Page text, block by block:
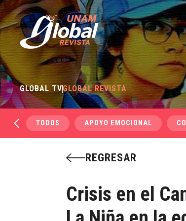
GLOBAL TVGLOBAL REVISTA
TODOS APOYO EMOCIONAL
REGRESAR
Crisis en el